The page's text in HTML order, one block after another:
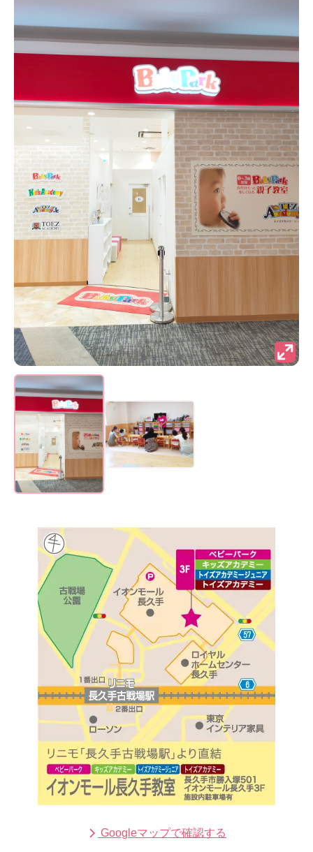
Googleマップで確認する